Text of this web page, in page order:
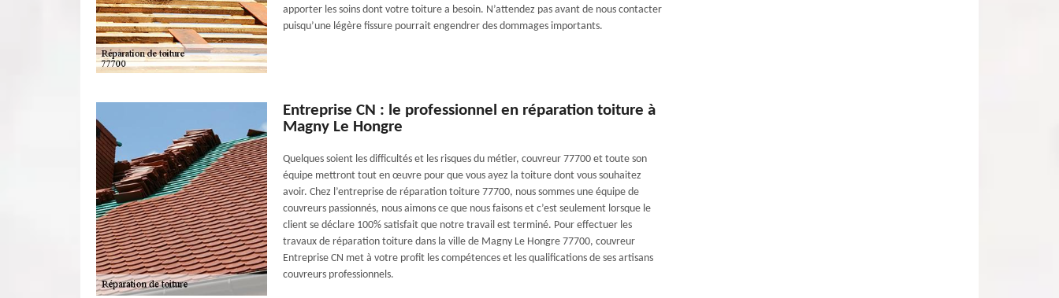
apporter les soins dont votre toiture a besoin. N’attendez pas avant de nous contacter
puisqu’une légère fissure pourrait engendrer des dommages importants.
Entreprise CN : le professionnel en réparation toiture à
Magny Le Hongre
Quelques soient les difficultés et les risques du métier, couvreur 77700 et toute son
équipe mettront tout en œuvre pour que vous ayez la toiture dont vous souhaitez
avoir. Chez l’entreprise de réparation toiture 77700, nous sommes une équipe de
couvreurs passionnés, nous aimons ce que nous faisons et c’est seulement lorsque le
client se déclare 100% satisfait que notre travail est terminé. Pour effectuer les
travaux de réparation toiture dans la ville de Magny Le Hongre 77700, couvreur
Entreprise CN met à votre profit les compétences et les qualifications de ses artisans
couvreurs professionnels.